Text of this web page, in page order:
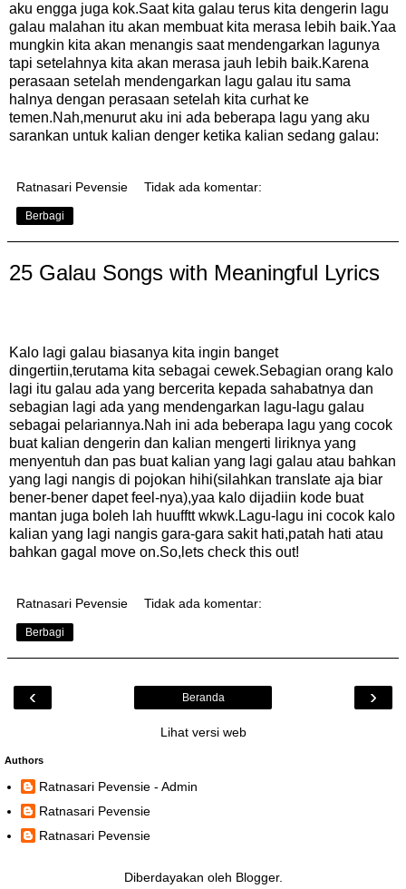
aku engga juga kok.Saat kita galau terus kita dengerin lagu
galau malahan itu akan membuat kita merasa lebih baik.Yaa
mungkin kita akan menangis saat mendengarkan lagunya
tapi setelahnya kita akan merasa jauh lebih baik.Karena
perasaan setelah mendengarkan lagu galau itu sama
halnya dengan perasaan setelah kita curhat ke
temen.Nah,menurut aku ini ada beberapa lagu yang aku
sarankan untuk kalian denger ketika kalian sedang galau:
Ratnasari Pevensie Tidak ada komentar:
Berbagi
25 Galau Songs with Meaningful Lyrics
Kalo lagi galau biasanya kita ingin banget
dingertiin,terutama kita sebagai cewek.Sebagian orang kalo
lagi itu galau ada yang bercerita kepada sahabatnya dan
sebagian lagi ada yang mendengarkan lagu-lagu galau
sebagai pelariannya.Nah ini ada beberapa lagu yang cocok
buat kalian dengerin dan kalian mengerti liriknya yang
menyentuh dan pas buat kalian yang lagi galau atau bahkan
yang lagi nangis di pojokan hihi(silahkan translate aja biar
bener-bener dapet feel-nya),yaa kalo dijadiin kode buat
mantan juga boleh lah huufftt wkwk.Lagu-lagu ini cocok kalo
kalian yang lagi nangis gara-gara sakit hati,patah hati atau
bahkan gagal move on.So,lets check this out!
Ratnasari Pevensie Tidak ada komentar:
Berbagi
‹ ›
Beranda
Lihat versi web
Authors
Ratnasari Pevensie - Admin
Ratnasari Pevensie
Ratnasari Pevensie
Diberdayakan oleh Blogger.